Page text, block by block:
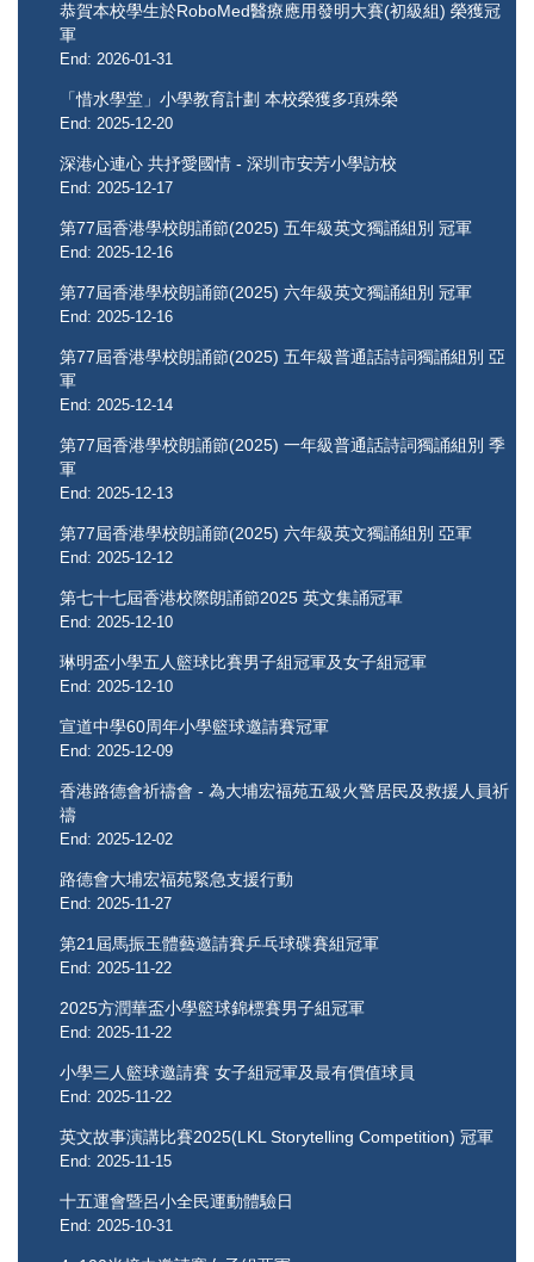
恭賀本校學生於RoboMed醫療應用發明大賽(初級組) 榮獲冠
軍
End: 2026-01-31
「惜水學堂」小學教育計劃 本校榮獲多項殊榮
End: 2025-12-20
深港心連心 共抒愛國情 - 深圳市安芳小學訪校
End: 2025-12-17
第77屆香港學校朗誦節(2025) 五年級英文獨誦組別 冠軍
End: 2025-12-16
第77屆香港學校朗誦節(2025) 六年級英文獨誦組別 冠軍
End: 2025-12-16
第77屆香港學校朗誦節(2025) 五年級普通話詩詞獨誦組別 亞
軍
End: 2025-12-14
第77屆香港學校朗誦節(2025) 一年級普通話詩詞獨誦組別 季
軍
End: 2025-12-13
第77屆香港學校朗誦節(2025) 六年級英文獨誦組別 亞軍
End: 2025-12-12
第七十七屆香港校際朗誦節2025 ​​​​​​​英文集誦冠軍
End: 2025-12-10
琳明盃小學五人籃球比賽男子組冠軍及女子組冠軍
End: 2025-12-10
宣道中學60周年小學籃球邀請賽冠軍
End: 2025-12-09
香港路德會祈禱會 - 為大埔宏福苑五級火警居民及救援人員祈
禱
End: 2025-12-02
路德會大埔宏福苑緊急支援行動
End: 2025-11-27
第21屆馬振玉體藝邀請賽乒乓球碟賽組冠軍
End: 2025-11-22
2025方潤華盃小學籃球錦標賽男子組冠軍
End: 2025-11-22
小學三人籃球邀請賽 女子組冠軍及最有價值球員
End: 2025-11-22
英文故事演講比賽2025(LKL Storytelling Competition) 冠軍
End: 2025-11-15
十五運會暨呂小全民運動體驗日
End: 2025-10-31